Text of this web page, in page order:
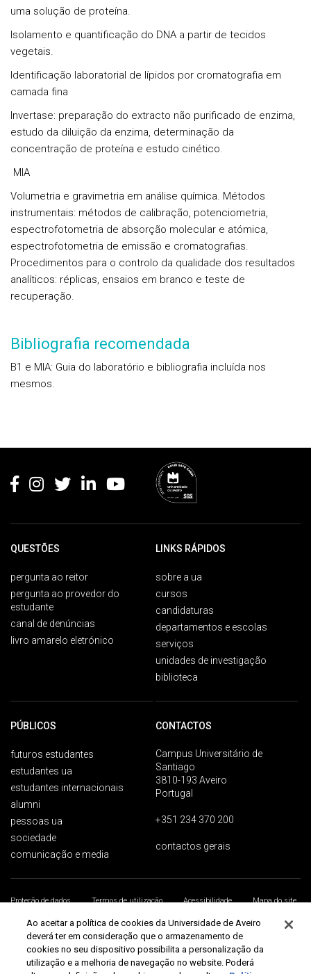
uma solução de proteína.
Isolamento e quantificação do DNA a partir de tecidos
vegetais.
Identificação laboratorial de lípidos por cromatografia em
camada fina
Invertase: preparação do extracto não purificado de enzima,
estudo da diluição da enzima, determinação da
concentração de proteína e estudo cinético.
MIA
Volumetria e gravimetria em análise química. Métodos
instrumentais: métodos de calibração, potenciometria,
espectrofotometria de absorção molecular e atómica,
espectrofotometria de emissão e cromatografias.
Procedimentos para o controlo da qualidade dos resultados
analíticos: réplicas, ensaios em branco e teste de
recuperação.
Bibliografia recomendada
B1 e MIA: Guia do laboratório e bibliografia incluída nos
mesmos.
QUESTÕES
pergunta ao reitor
pergunta ao provedor do
estudante
canal de denúncias
livro amarelo eletrónico
LINKS RÁPIDOS
sobre a ua
cursos
candidaturas
departamentos e escolas
serviços
unidades de investigação
biblioteca
PÚBLICOS
futuros estudantes
estudantes ua
estudantes internacionais
alumni
pessoas ua
sociedade
comunicação e media
CONTACTOS
Campus Universitário de
Santiago
3810-193 Aveiro
Portugal
+351 234 370 200
contactos gerais
Proteção de dados Termos de utilização Acessibilidade
Mapa do site
Universidade de Aveiro 2026
Ao aceitar a política de cookies da Universidade de Aveiro
deverá ter em consideração que o armazenamento de
cookies no seu dispositivo possibilita a personalização da
utilização e a melhoria de navegação no website. Poderá